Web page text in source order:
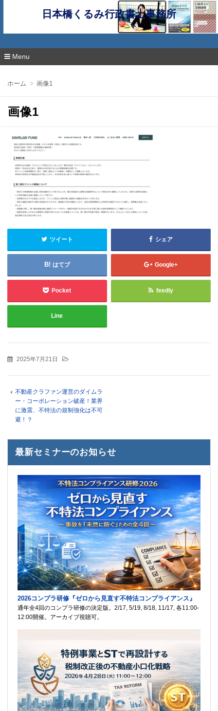
日本橋くるみ行政書士事務所
Menu
ン
ホーム 画像1
画像1
ツイート シェア
はてブ Google+
Pocket feedly
Line
2025年7月21日
不動産クラファン運営のダイムラ
ー・コーポレーション破産！業界
に激震、不特法の規制強化は不可
避！？
最新セミナーのお知らせ
2026コンプラ研修『ゼロから見直す不特法コンプライアンス』
通年全4回のコンプラ研修の決定版。2/17, 5/19, 8/18, 11/17, 各11:00-
12:00開催。アーカイブ視聴可。